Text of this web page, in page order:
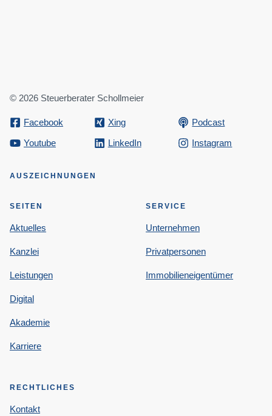
© 2026 Steuerberater Schollmeier
Facebook Xing
Podcast
Youtube
LinkedIn Instagram
AUSZEICHNUNGEN
SEITEN
Aktuelles
Kanzlei
Leistungen
Digital
Akademie
Karriere
SERVICE
Unternehmen
Privatpersonen
Immobilieneigentümer
RECHTLICHES
Kontakt